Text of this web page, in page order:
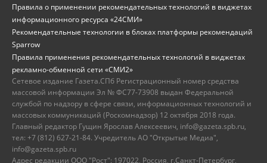
Правила о применении рекомендательных технологий в виджетах
информационного ресурса «24СМИ»
Рекомендательные технологии в блоках платформы рекомендаций
Sparrow
Правила применения рекомендательных технологий в виджетах
рекламно-обменной сети «СМИ2»
Сетевое издание Газета.СПб Регистрационный номер средства
массовой информации Эл № ФС77-73908 выдан Федеральной
службой по надзору в сфере связи, информационных технологий и
массовых коммуникаций (Роскомнадзор) 12 октября 2018 года.
Главный редактор Гущин Ярослав Алексеевич, info@gazeta.spb.ru,
тел: +7 (812) 627-21-84. Учредитель АО "Открытые Медиа",
info@gazeta.spb.ru
Адрес редакции ООО "Рост": 197022, Россия, г.Санкт-Петербург,